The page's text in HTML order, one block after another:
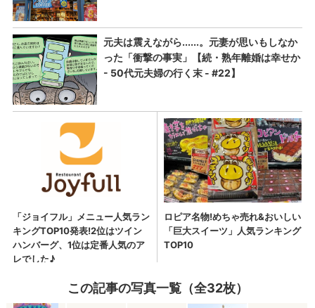
この記事の写真一覧（全32枚）